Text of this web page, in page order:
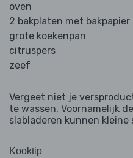
oven
2 bakplaten met bakpapier
grote koekenpan
citruspers
zeef
Vergeet niet je
te wassen. Voornamelijk
slabladeren kunnen
Kooktip